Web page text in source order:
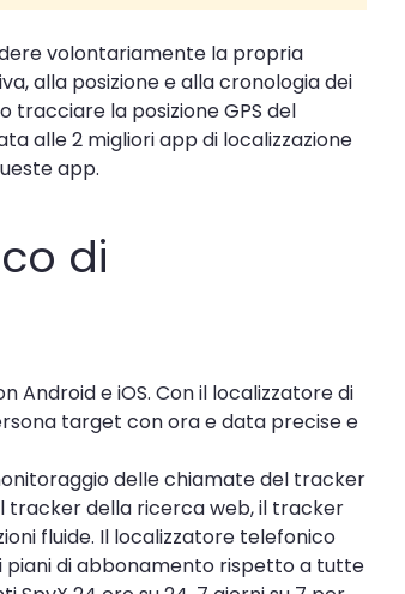
volontariamente la propria
alla posizione e alla cronologia dei
tracciare la posizione GPS del
alle 2 migliori app di localizzazione
app.
di
Android e iOS. Con il localizzatore di
target con ora e data precise e
delle chiamate del tracker
tracker della ricerca web, il tracker
fluide. Il localizzatore telefonico
piani di abbonamento rispetto a tutte